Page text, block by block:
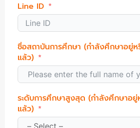
Line ID
ชื่อสถาบันการศึกษา (กำลังศึกษาอยู่ห
แล้ว)
ระดับการศึกษาสูงสุด (กำลังศึกษาอยู่
แล้ว)